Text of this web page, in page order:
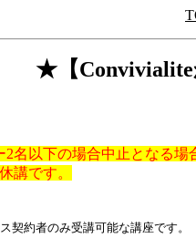
★【
2名以下の場合中止となる場
講です。
ス契約者のみ受講可能な講座です